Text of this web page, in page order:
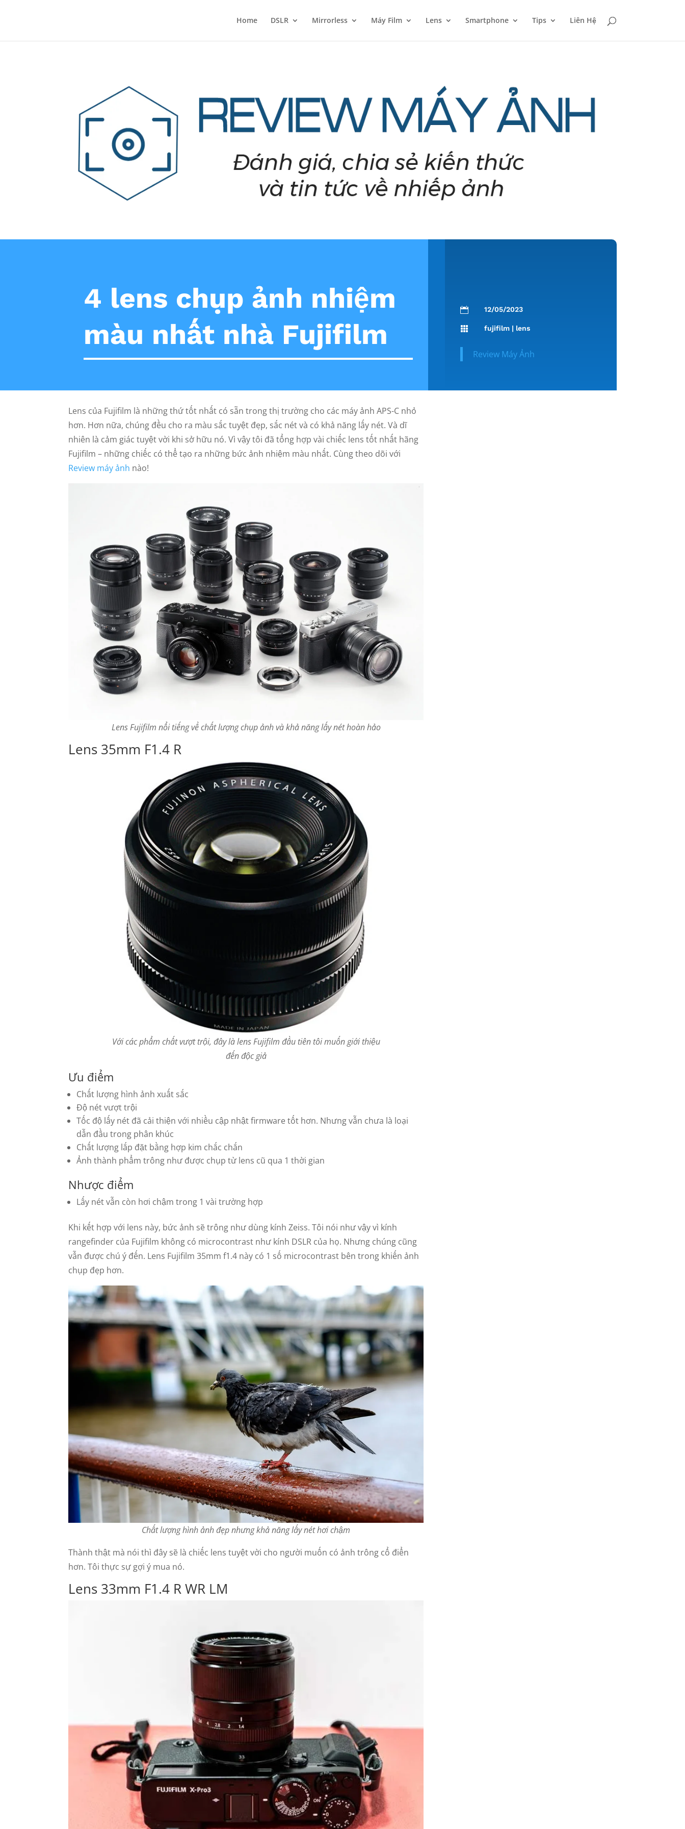
Home DSLR Mirrorless Máy Film Lens Smartphone Tips Liên Hệ
4 lens chụp ảnh nhiệm
màu nhất nhà Fujifilm
 12/05/2023
 fujifilm | lens
Review Máy Ảnh
Lens của Fujifilm là những thứ tốt nhất có sẵn trong thị trường cho các máy ảnh APS-C nhỏ
hơn. Hơn nữa, chúng đều cho ra màu sắc tuyệt đẹp, sắc nét và có khả năng lấy nét. Và dĩ
nhiên là cảm giác tuyệt vời khi sở hữu nó. Vì vậy tôi đã tổng hợp vài chiếc lens tốt nhất hãng
Fujifilm – những chiếc có thể tạo ra những bức ảnh nhiệm màu nhất. Cùng theo dõi với
Review máy ảnh nào!
Lens Fujifilm nổi tiếng về chất lượng chụp ảnh và khả năng lấy nét hoàn hảo
Lens 35mm F1.4 R
Với các phẩm chất vượt trội, đây là lens Fujifilm đầu tiên tôi muốn giới thiệu
đến độc giả
Ưu điểm
Chất lượng hình ảnh xuất sắc
Độ nét vượt trội
Tốc độ lấy nét đã cải thiện với nhiều cập nhật firmware tốt hơn. Nhưng vẫn chưa là loại
dẫn đầu trong phân khúc
Chất lượng lắp đặt bằng hợp kim chắc chắn
Ảnh thành phẩm trông như được chụp từ lens cũ qua 1 thời gian
Nhược điểm
Lấy nét vẫn còn hơi chậm trong 1 vài trường hợp
Khi kết hợp với lens này, bức ảnh sẽ trông như dùng kính Zeiss. Tôi nói như vậy vì kính
rangefinder của Fujifilm không có microcontrast như kính DSLR của họ. Nhưng chúng cũng
vẫn được chú ý đến. Lens Fujifilm 35mm f1.4 này có 1 số microcontrast bên trong khiến ảnh
chụp đẹp hơn.
Chất lượng hình ảnh đẹp nhưng khả năng lấy nét hơi chậm
Thành thật mà nói thì đây sẽ là chiếc lens tuyệt vời cho người muốn có ảnh trông cổ điển
hơn. Tôi thực sự gợi ý mua nó.
Lens 33mm F1.4 R WR LM